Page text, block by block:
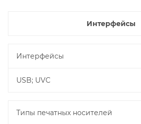
Интерфейсы
Интерфейсы
USB; UVC
Типы печатных носителей